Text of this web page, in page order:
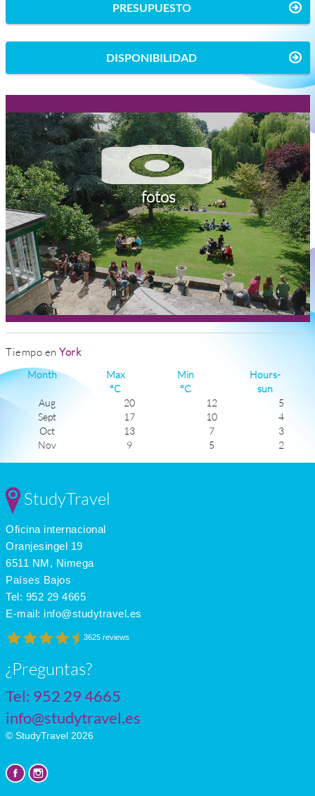
PRESUPUESTO
DISPONIBILIDAD
fotos
Tiempo en York
Month
Max
°C
Min
°C
Hours-
sun
Aug
20 12
5
Sept
17 10
4
Oct
13 7
3
Nov
9 5
2
Mar
May
June
July
StudyTravel
Oficina internacional
Oranjesingel 19
6511 NM, Nimega
Países Bajos
Tel: 952 29 4665
E-mail: info@studytravel.es
3625 reviews
¿Preguntas?
Tel: 952 29 4665
info@studytravel.es
© StudyTravel 2026